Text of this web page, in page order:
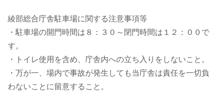
綾部総合庁舎駐車場に関する注意事項等
・駐車場の開門時間は８：３０～閉門時間は１２：００で
す。
・トイレ使用を含め、庁舎内への立ち入りをしないこと。
・万が一、場内で事故が発生しても当庁舎は責任を一切負
わないことに留意すること。